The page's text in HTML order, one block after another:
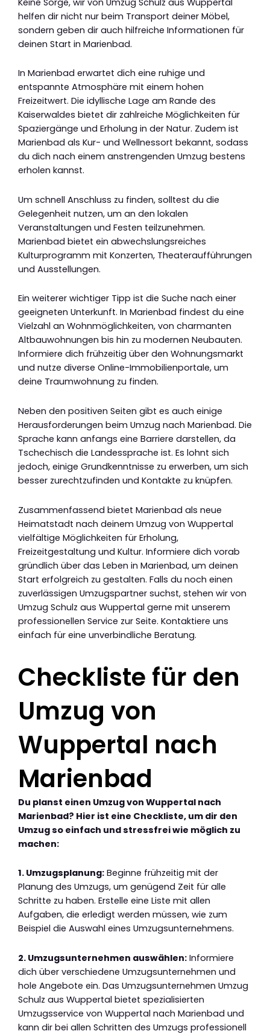
helfen dir nicht nur beim Transport deiner Möbel,
sondern geben dir auch hilfreiche Informationen für
deinen Start in Marienbad.
In Marienbad erwartet dich eine ruhige und
entspannte Atmosphäre mit einem hohen
Freizeitwert. Die idyllische Lage am Rande des
Kaiserwaldes bietet dir zahlreiche Möglichkeiten für
Spaziergänge und Erholung in der Natur. Zudem ist
Marienbad als Kur- und Wellnessort bekannt, sodass
du dich nach einem anstrengenden Umzug bestens
erholen kannst.
Um schnell Anschluss zu finden, solltest du die
Gelegenheit nutzen, um an den lokalen
Veranstaltungen und Festen teilzunehmen.
Marienbad bietet ein abwechslungsreiches
Kulturprogramm mit Konzerten, Theateraufführungen
und Ausstellungen.
Ein weiterer wichtiger Tipp ist die Suche nach einer
geeigneten Unterkunft. In Marienbad findest du eine
Vielzahl an Wohnmöglichkeiten, von charmanten
Altbauwohnungen bis hin zu modernen Neubauten.
Informiere dich frühzeitig über den Wohnungsmarkt
und nutze diverse Online-Immobilienportale, um
deine Traumwohnung zu finden.
Neben den positiven Seiten gibt es auch einige
Herausforderungen beim Umzug nach Marienbad. Die
Sprache kann anfangs eine Barriere darstellen, da
Tschechisch die Landessprache ist. Es lohnt sich
jedoch, einige Grundkenntnisse zu erwerben, um sich
besser zurechtzufinden und Kontakte zu knüpfen.
Zusammenfassend bietet Marienbad als neue
Heimatstadt nach deinem Umzug von Wuppertal
vielfältige Möglichkeiten für Erholung,
Freizeitgestaltung und Kultur. Informiere dich vorab
gründlich über das Leben in Marienbad, um deinen
Start erfolgreich zu gestalten. Falls du noch einen
zuverlässigen Umzugspartner suchst, stehen wir von
Umzug Schulz aus Wuppertal gerne mit unserem
professionellen Service zur Seite. Kontaktiere uns
einfach für eine unverbindliche Beratung.
Checkliste für den
Umzug von
Wuppertal nach
Marienbad
Du planst einen Umzug von Wuppertal nach
Marienbad? Hier ist eine Checkliste, um dir den
Umzug so einfach und stressfrei wie möglich zu
machen:
1. Umzugsplanung: Beginne frühzeitig mit der
Planung des Umzugs, um genügend Zeit für alle
Schritte zu haben. Erstelle eine Liste mit allen
Aufgaben, die erledigt werden müssen, wie zum
Beispiel die Auswahl eines Umzugsunternehmens.
2. Umzugsunternehmen auswählen: Informiere
dich über verschiedene Umzugsunternehmen und
hole Angebote ein. Das Umzugsunternehmen Umzug
Schulz aus Wuppertal bietet spezialisierten
Umzugsservice von Wuppertal nach Marienbad und
kann dir bei allen Schritten des Umzugs professionell